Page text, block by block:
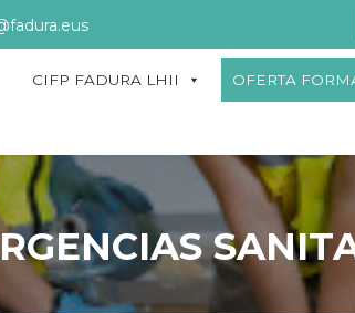
CIFP FADURA LHII OFERTA